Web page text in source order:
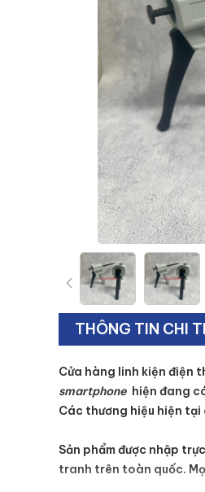
THÔNG TIN CHI
Cửa hàng linh kiện điện
smartphone hiện đang
Các thương hiệu hiện tại
Sản phẩm được nhập
tranh trên toàn quốc.